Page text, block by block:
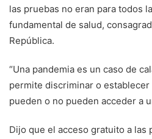
las pruebas no eran para todos
fundamental de salud,
República.
“Una pandemia es un caso de
permite discriminar o
pueden o no pueden acceder a
Dijo que el acceso gratuito a las